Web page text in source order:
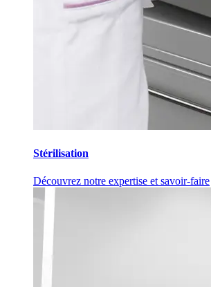
Stérilisation
Découvrez notre expertise et savoir-faire